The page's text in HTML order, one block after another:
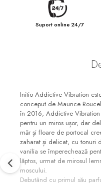
Suport online 24/7
Initio Addictive Vibration
conceput de Maurice
în 2016, Addictive
pentru un miros ușor, dar
măr și floare de portocal
zaharat și delicat, cu tonuri
vanilia se împerechează
lăptos, urmat de mirosul
moscului.
Debutând cu primul său